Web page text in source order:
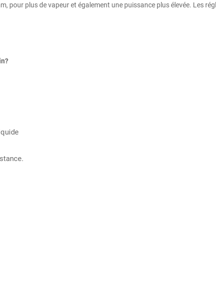
pour plus de vapeur et également une puissance plus élevée. Les